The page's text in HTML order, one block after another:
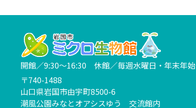
開館／9:30～16:30 休館／毎週水曜日・年末年始
〒740-1488
山口県岩国市由宇町8500-6
潮風公園みなとオアシスゆう 交流館内